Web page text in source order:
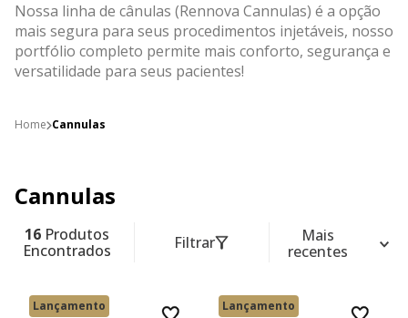
Nossa linha de cânulas (Rennova Cannulas) é a opção
mais segura para seus procedimentos injetáveis, nosso
portfólio completo permite mais conforto, segurança e
versatilidade para seus pacientes!
Cannulas
Cannulas
16Produtos
Encontrados
Filtrar
Mais
recentes
Lançamento Lançamento